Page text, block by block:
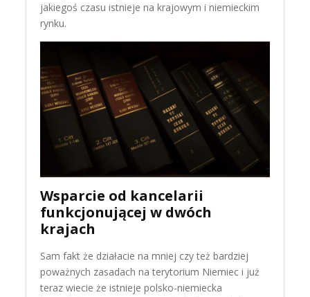
jakiegoś czasu istnieje na krajowym i niemieckim
rynku.
Wsparcie od kancelarii
funkcjonującej w dwóch
krajach
Sam fakt że działacie na mniej czy też bardziej
poważnych zasadach na terytorium Niemiec i już
teraz wiecie że istnieje polsko-niemiecka